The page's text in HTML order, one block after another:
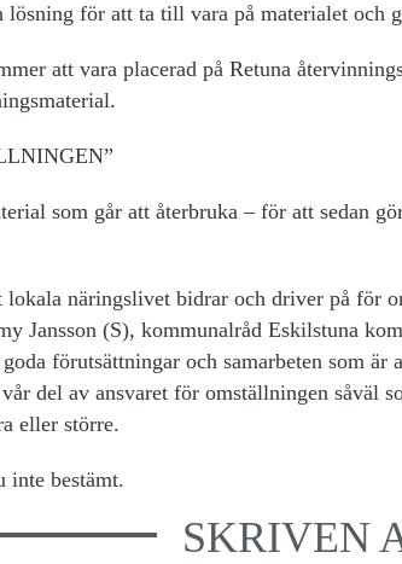
lösning för att ta till vara på materialet och
att vara placerad på Retuna
som går att återbruka – för att sedan
näringslivet bidrar och driver på för
Jansson (S), kommunalråd Eskilstuna
förutsättningar och samarbeten som är
del av ansvaret för omställningen såväl
eller större.
inte bestämt.
SKRIVEN